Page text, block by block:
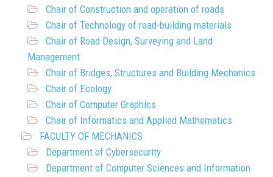
Chair of Construction and operation of roads
Chair of Technology of road-building materials
Chair of Road Design, Surveying and Land
Management
Chair of Bridges, Structures and Building Mechanics
Chair of Ecology
Chair of Computer Graphics
Chair of Informatics and Applied Mathematics
FACULTY OF MECHANICS
Department of Cybersecurity
Department of Computer Sciences and Information